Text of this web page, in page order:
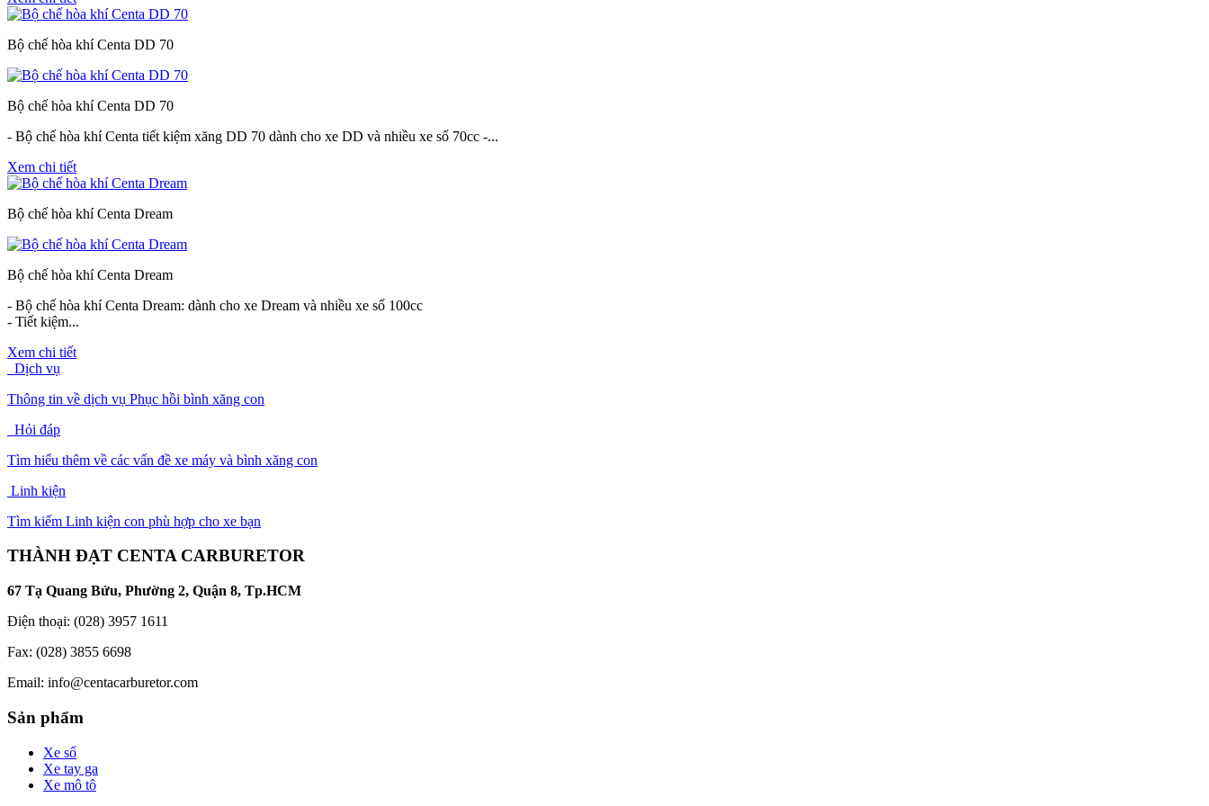
Bộ chế hòa khí Centa DD 70
Bộ chế hòa khí Centa DD 70
- Bộ chế hòa khí Centa tiết kiệm xăng DD 70 dành cho xe DD và nhiều xe số 70cc -...
Xem chi tiết
Bộ chế hòa khí Centa Dream
Bộ chế hòa khí Centa Dream
- Bộ chế hòa khí Centa Dream: dành cho xe Dream và nhiều xe số 100cc
- Tiết kiệm...
Xem chi tiết
Dịch vụ
Thông tin về dịch vụ Phục hồi bình xăng con
Hỏi đáp
Tìm hiểu thêm về các vấn đề xe máy và bình xăng con
Linh kiện
Tìm kiếm Linh kiện con phù hợp cho xe bạn
THÀNH ĐẠT CENTA CARBURETOR
67 Tạ Quang Bửu, Phường 2, Quận 8, Tp.HCM
Điện thoại: (028) 3957 1611
Fax: (028) 3855 6698
Email: info@centacarburetor.com
Sản phẩm
Xe số
Xe tay ga
Xe mô tô